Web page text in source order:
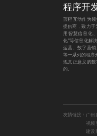
程序开
蓝橙互动作为
提供商，致力于
用智慧信息化
化”等信息化解
运营、数字营
等一系列的程序
现真正意义的数
的。
友情链接： 广州
视频
建设